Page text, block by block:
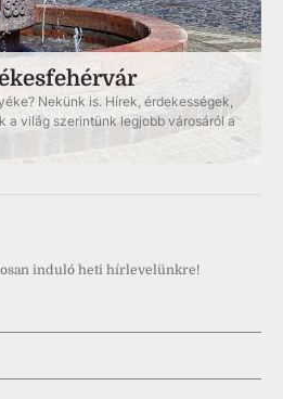
Nekünk is. Hírek, érdekességek,
a világ szerintünk legjobb városáról a
induló heti hírlevelünkre!